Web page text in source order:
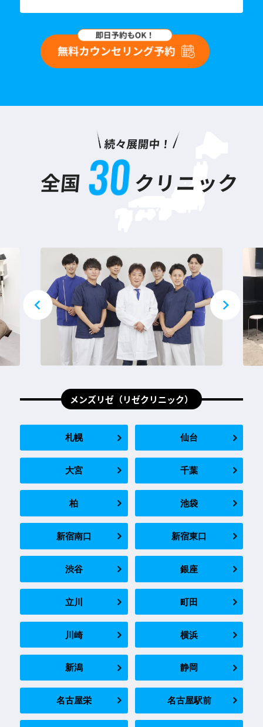
続々展開中！
全国 30クリニック
メンズリゼ（リゼクリニック）
札幌 仙台
大宮 千葉
柏 池袋
新宿南口 新宿東口
渋谷 銀座
立川 町田
川崎 横浜
新潟 静岡
名古屋栄 名古屋駅前